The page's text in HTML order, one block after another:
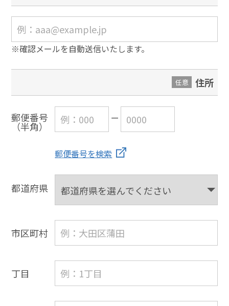
※確認メールを自動送信いたします。
住所
任意
郵便番号
（半角）
郵便番号を検索
都道府県
市区町村
丁目